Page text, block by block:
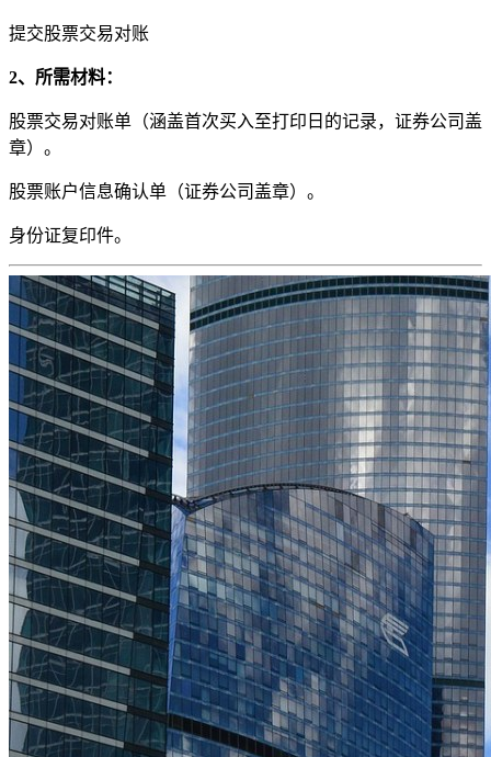
提交股票交易对账
2、所需材料：
股票交易对账单（涵盖首次买入至打印日的记录，证券公司盖
章）。
股票账户信息确认单（证券公司盖章）。
身份证复印件。